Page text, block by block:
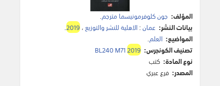
المؤلف: جون كلوفرمونيسما مترجم.
بيانات النشر: عمان:الاهلية للنشر والتوزيع،2019
.
المواضيع: العلم.
تصنيف الكونجرس:
BL240 M712019
نوع المادة: كتب
المصدر: فرع عبري